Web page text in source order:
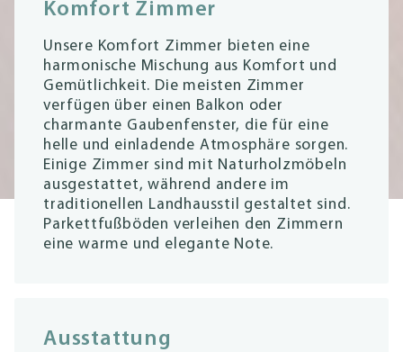
Komfort Zimmer
Unsere Komfort Zimmer bieten eine
harmonische Mischung aus Komfort und
Gemütlichkeit. Die meisten Zimmer
verfügen über einen Balkon oder
charmante Gaubenfenster, die für eine
helle und einladende Atmosphäre sorgen.
Einige Zimmer sind mit Naturholzmöbeln
ausgestattet, während andere im
traditionellen Landhausstil gestaltet sind.
Parkettfußböden verleihen den Zimmern
eine warme und elegante Note.
Ausstattung